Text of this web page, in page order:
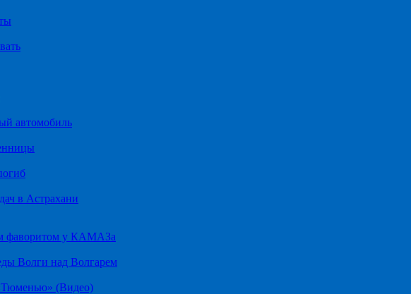
автомобиль
в Астрахани
фаворитом у КАМАЗа
Волги над Волгарем
(Видео)